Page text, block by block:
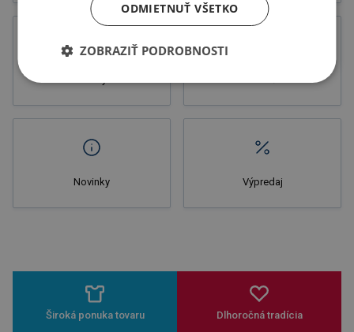
Novinky Výpredaj
Široká ponuka tovaru Dlhoročná tradícia
ODMIETNUŤ VŠETKO
ZOBRAZIŤ PODROBNOSTI